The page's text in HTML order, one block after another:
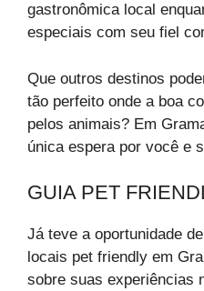
gastronômica local
especiais com seu fiel
Que outros destinos
tão perfeito onde a boa
pelos animais? Em
única espera por você e
GUIA PET
Já teve a oportunidade
locais pet friendly em
sobre suas experiências